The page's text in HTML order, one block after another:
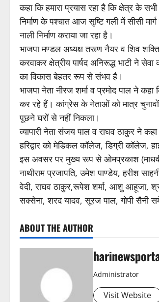
कहा कि हमारा प्रयास रहा है कि क्षेत्र के
निर्माण के पश्चात आज सृष्टि गली में सीसी
नाली निर्माण कराया जा रहा है।
भाजपा मण्डल अध्यक्ष तरूण नैयर व शिव शक्ति
करवाकर क्षेत्रीय पार्षद अनिरूद्ध भाटी ने
का विकास बेहतर रूप से संभव है।
भाजपा नेता नीरज शर्मा व प्रमोद पाल ने
कर रहे हैं। कांग्रेस के नेताओं को मात्र
पूछने घरों से नहीं निकला।
व्यापारी नेता संजय पाल व राघव ठाकुर ने
हरिद्वार को मेडिकल कॉलेज, डिग्री कॉलेज,
इस अवसर पर मुख्य रूप से ओमप्रकाश (माधवी
नाथीराम प्रजापति, उमेश पाण्डेय, हरीश
वेदी, राघव ठाकुर,रूपेश शर्मा, आशु आहूजा,
सक्सेना, शरद यादव, सूरज पाल, गोपी सैनी
ABOUT THE AUTHOR
Administrator
Visit Website